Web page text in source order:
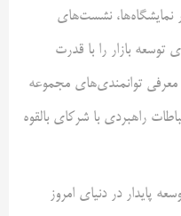
نمایشگاه‌ها، نشست‌های
بازار را با قدرت
معرفی توانمندی‌های مجموعه
راهبردی با شرکای بالقوه
پایدار در دنیای امروز